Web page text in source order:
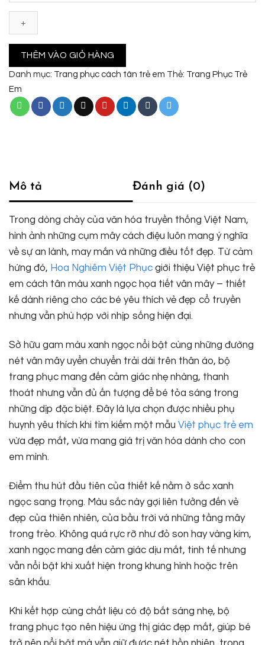
trẻ
em
tân
màu
ngọc
họa
THÊM VÀO GIỎ HÀNG
Danh mục: Trang phục cách tân trẻ em Thẻ: Trang Phục Trẻ
Em
Mô tả Đánh giá (0)
Trong dòng chảy của văn hóa truyền thống Việt Nam,
hình ảnh những cụm mây cách điệu luôn mang ý nghĩa
về sự an lành, may mắn và những điều tốt đẹp. Từ cảm
hứng đó, Hoa Nghiêm Việt Phục giới thiệu Việt phục trẻ
em cách tân màu xanh ngọc họa tiết vân mây – thiết
kế dành riêng cho các bé yêu thích vẻ đẹp cổ truyền
nhưng vẫn phù hợp với nhịp sống hiện đại.
Sở hữu gam màu xanh ngọc nổi bật cùng những đường
nét vân mây uyển chuyển trải dài trên thân áo, bộ
trang phục mang đến cảm giác nhẹ nhàng, thanh
thoát nhưng vẫn đủ ấn tượng để bé tỏa sáng trong
những dịp đặc biệt. Đây là lựa chọn được nhiều phụ
huynh yêu thích khi tìm kiếm một mẫu Việt phục trẻ em
vừa đẹp mắt, vừa mang giá trị văn hóa dành cho con
em mình.
Điểm thu hút đầu tiên của thiết kế nằm ở sắc xanh
ngọc sang trọng. Màu sắc này gợi liên tưởng đến vẻ
đẹp của thiên nhiên, của bầu trời và những tầng mây
trong trẻo. Không quá rực rỡ như đỏ son hay vàng kim,
xanh ngọc mang đến cảm giác dịu mắt, tinh tế nhưng
vẫn nổi bật khi xuất hiện trong khung hình hoặc trên
sân khấu.
Khi kết hợp cùng chất liệu có độ bắt sáng nhẹ, bộ
trang phục tạo nên hiệu ứng thị giác đẹp mắt, giúp bé